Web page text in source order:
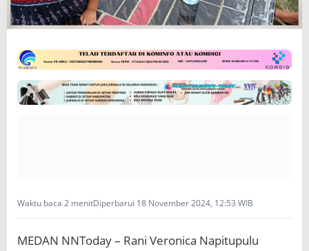
M
e
a
:
Waktu baca 2 menitDiperbarui 18 November 2024, 12:53 WIB
MEDAN NNToday – Rani Veronica Napitupulu